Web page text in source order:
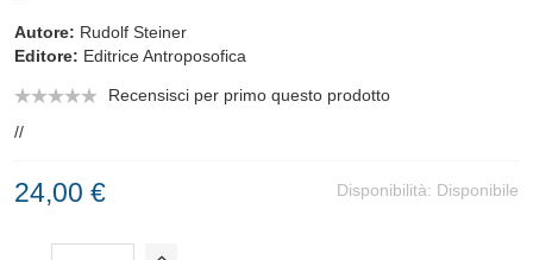
Autore: Rudolf Steiner
Editore: Editrice Antroposofica
Recensisci per primo questo prodotto
//
Disponibilità: Disponibile
24,00 €